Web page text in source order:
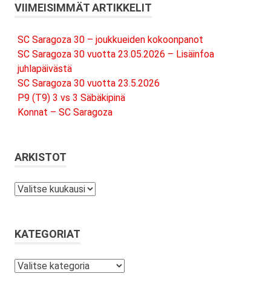
VIIMEISIMMÄT ARTIKKELIT
SC Saragoza 30 – joukkueiden kokoonpanot
SC Saragoza 30 vuotta 23.05.2026 – Lisäinfoa
juhlapäivästä
SC Saragoza 30 vuotta 23.5.2026
P9 (T9) 3 vs 3 Säbäkipinä
Konnat – SC Saragoza
ARKISTOT
Arkistot
KATEGORIAT
Kategoriat